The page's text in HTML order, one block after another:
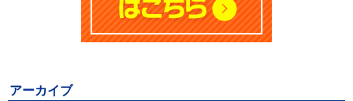
アーカイブ